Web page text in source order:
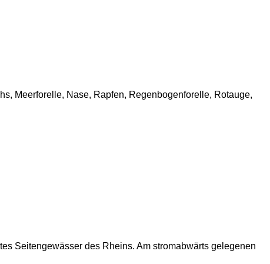
Meerforelle, Nase, Rapfen, Regenbogenforelle, Rotauge,
Seitengewässer des Rheins. Am stromabwärts gelegenen